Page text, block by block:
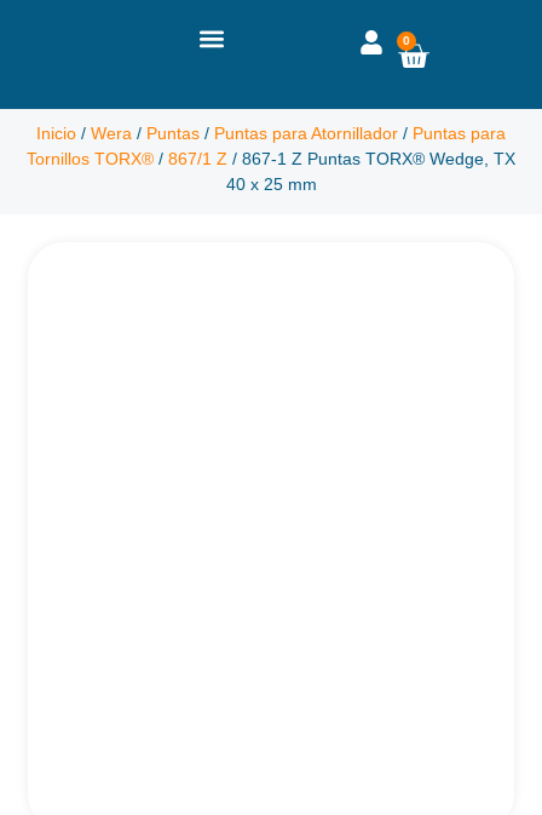
0
Inicio / Wera / Puntas / Puntas para Atornillador / Puntas para
Tornillos TORX® / 867/1 Z / 867-1 Z Puntas TORX® Wedge, TX
40 x 25 mm